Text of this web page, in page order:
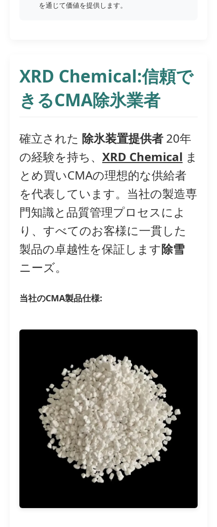
を通じて価値を提供します。
XRD Chemical:信頼で
きるCMA除氷業者
確立された 除氷装置提供者 20年
の経験を持ち、 XRD Chemical ま
とめ買いCMAの理想的な供給者
を代表しています。当社の製造専
門知識と品質管理プロセスによ
り、すべてのお客様に一貫した
製品の卓越性を保証します除雪
ニーズ。
当社のCMA製品仕様: